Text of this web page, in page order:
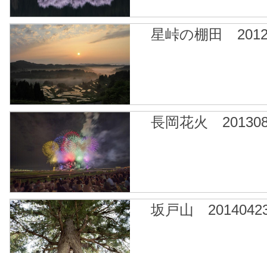
星峠の棚田
長岡花火
坂戸山